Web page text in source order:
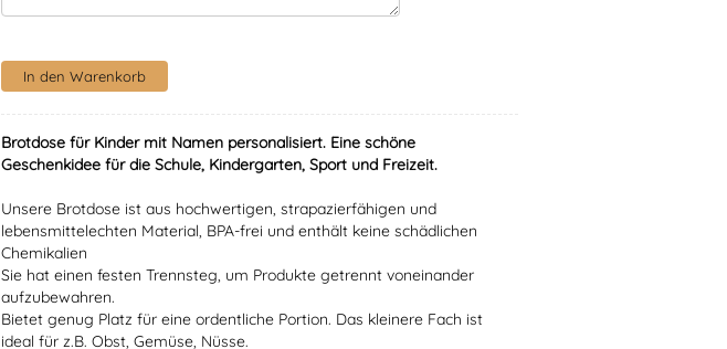
Brotdose für Kinder mit Namen personalisiert. Eine schöne
Geschenkidee für die Schule, Kindergarten, Sport und Freizeit.
Unsere Brotdose ist aus hochwertigen, strapazierfähigen und
lebensmittelechten Material, BPA-frei und enthält keine schädlichen
Chemikalien
Sie hat einen festen Trennsteg, um Produkte getrennt voneinander
aufzubewahren.
Bietet genug Platz für eine ordentliche Portion. Das kleinere Fach ist
ideal für z.B. Obst, Gemüse, Nüsse.